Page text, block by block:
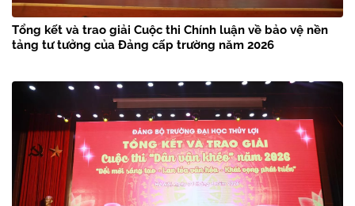
Tổng kết và trao giải Cuộc thi Chính luận về bảo vệ nền
tảng tư tưởng của Đảng cấp trường năm 2026